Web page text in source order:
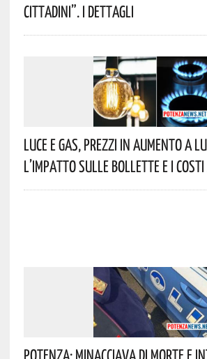
Cittadini”. I Dettagli
Luce E Gas, Prezzi In Aumento A
L’impatto Sulle Bollette E I
Potenza: Minacciava Di Morte E